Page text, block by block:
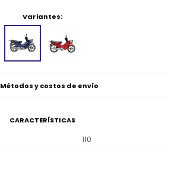
Variantes:
Métodos y costos de envío
CARACTERÍSTICAS
110